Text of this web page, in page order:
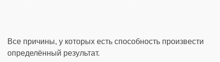
Все причины, у которых есть способность произвести
определённый результат.